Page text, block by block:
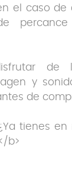
el caso de
de
y
de
tienes
b>